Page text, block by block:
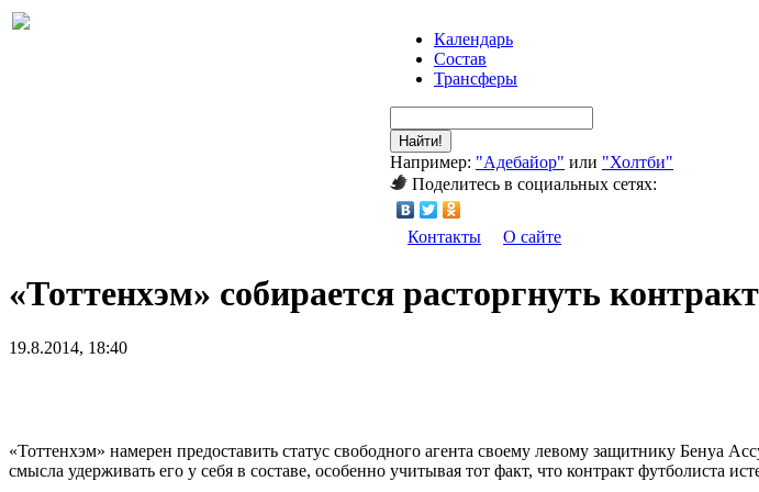
Календарь
Состав
Трансферы
Найти!
Например: "Адебайор" или "Холтби"
Поделитесь в социальных сетях:
Контакты О сайте
«Тоттенхэм» собирается расторгнуть
19.8.2014, 18:40
«Тоттенхэм» намерен предоставить статус свободного агента своему левому защитнику Бенуа
смысла удерживать его у себя в составе, особенно учитывая тот факт, что контракт футболиста